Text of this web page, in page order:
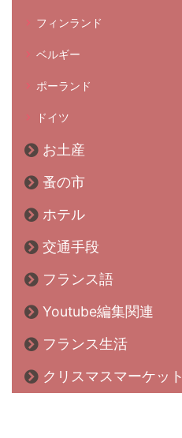
フィンランド
ベルギー
ポーランド
ドイツ
お土産
蚤の市
ホテル
交通手段
フランス語
Youtube編集関連
フランス生活
クリスマスマーケット